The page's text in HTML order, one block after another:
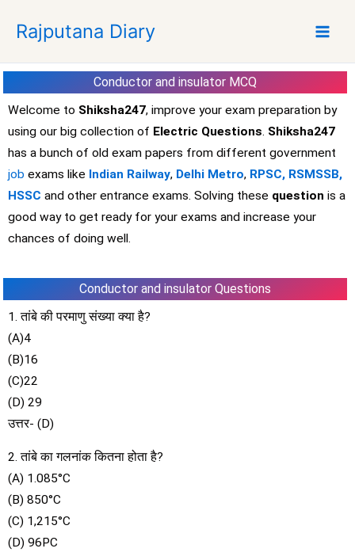
p
Rajputana Diary
Conductor and insulator MCQ
Welcome to Shiksha247, improve your exam preparation by
using our big collection of Electric Questions. Shiksha247
has a bunch of old exam papers from different government
job exams like Indian Railway, Delhi Metro, RPSC, RSMSSB,
HSSC and other entrance exams. Solving these question is a
good way to get ready for your exams and increase your
chances of doing well.
Conductor and insulator Questions
1. तांबे की परमाणु संख्या क्या है?
(A)4
(B)16
(C)22
(D) 29
उत्तर- (D)
2. तांबे का गलनांक कितना होता है?
(A) 1.085°C
(B) 850°C
(C) 1,215°C
(D) 96PC